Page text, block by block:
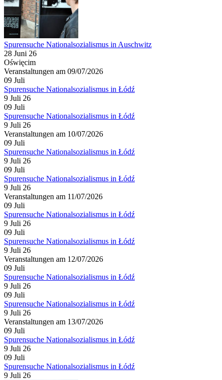
Spurensuche Nationalsozialismus in Auschwitz
28 Juni 26
Oświęcim
Veranstaltungen am 09/07/2026
09 Juli
Spurensuche Nationalsozialismus in Łódź
9 Juli 26
09 Juli
Spurensuche Nationalsozialismus in Łódź
9 Juli 26
Veranstaltungen am 10/07/2026
09 Juli
Spurensuche Nationalsozialismus in Łódź
9 Juli 26
09 Juli
Spurensuche Nationalsozialismus in Łódź
9 Juli 26
Veranstaltungen am 11/07/2026
09 Juli
Spurensuche Nationalsozialismus in Łódź
9 Juli 26
09 Juli
Spurensuche Nationalsozialismus in Łódź
9 Juli 26
Veranstaltungen am 12/07/2026
09 Juli
Spurensuche Nationalsozialismus in Łódź
9 Juli 26
09 Juli
Spurensuche Nationalsozialismus in Łódź
9 Juli 26
Veranstaltungen am 13/07/2026
09 Juli
Spurensuche Nationalsozialismus in Łódź
9 Juli 26
09 Juli
Spurensuche Nationalsozialismus in Łódź
9 Juli 26